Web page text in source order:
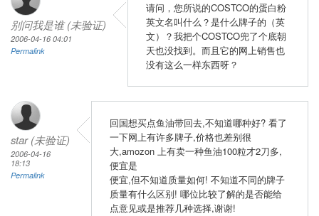
别问我是谁 (未验证)
2006-04-16 04:01
Permalink
请问，您所说的COSTCO的蛋白粉
英文名叫什么？是什么牌子的（英
文）？我把个COSTCO兜了个底朝
天也没找到。而且它的网上销售也
没有这么一样东西呀？
star (未验证)
2006-04-16
18:13
Permalink
回国想买点鱼油带回去,不知道哪种好? 看了
一下网上有许多牌子,价格也差别很
大,amozon 上有卖一种鱼油100粒才2刀多,
便宜是
便宜,但不知道质量如何! 不知道不同的牌子
质量有什么区别! 哪位比较了解的是否能给
点意见或是推荐几种选择,谢谢!